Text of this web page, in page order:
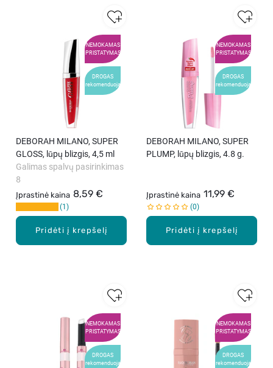
NEMOKAMAS
PRISTATYMAS
DROGAS
rekomenduoja
Pridėti į krepšelį
DEBORAH MILANO, SUPER
GLOSS, lūpų blizgis, 4,5 ml
Įprastinė kaina 8,59 €
Galimas spalvų pasirinkimas
8
1
NEMOKAMAS
PRISTATYMAS
DROGAS
rekomenduoja
Pridėti į krepšelį
DEBORAH MILANO, SUPER
PLUMP, lūpų blizgis, 4.8 g.
Įprastinė kaina 11,99 €
0
NEMOKAMAS
PRISTATYMAS
DROGAS
rekomenduoja
NEMOKAMAS
PRISTATYMAS
DROGAS
rekomenduoja